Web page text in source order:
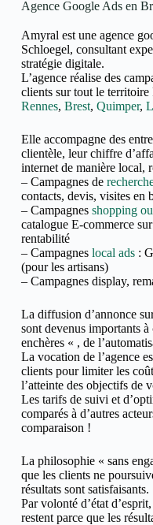
Agence Google Ads en
Amyral est une agence
Schloegel, consultant
stratégie digitale.
L’agence réalise des
clients sur tout le territoire
Rennes, Brest, Quimper,
Elle accompagne des
clientèle, leur chiffre
internet de manière local,
– Campagnes de
contacts, devis, visites en
– Campagnes shopping
catalogue E-commerce
rentabilité
– Campagnes local ads:
(pour les artisans)
– Campagnes display,
La diffusion d’annonce
sont devenus importants
enchères « , de
La vocation de l’agence
clients pour limiter les
l’atteinte des objectifs de
Les tarifs de suivi et
comparés à d’autres
comparaison !
La philosophie « sans
que les clients ne
résultats sont satisfaisants.
Par volonté d’état
restent parce que les